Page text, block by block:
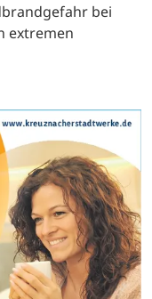
bei
extremen